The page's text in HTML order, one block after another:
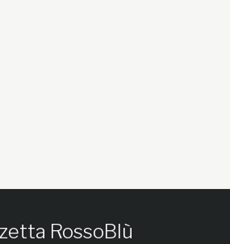
RossoBlù